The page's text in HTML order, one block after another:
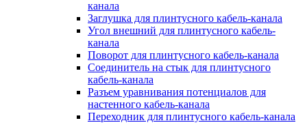
канала
Заглушка для плинтусного кабель-канала
Угол внешний для плинтусного кабель-
канала
Поворот для плинтусного кабель-канала
Соединитель на стык для плинтусного
кабель-канала
Разъем уравнивания потенциалов для
настенного кабель-канала
Переходник для плинтусного кабель-канала